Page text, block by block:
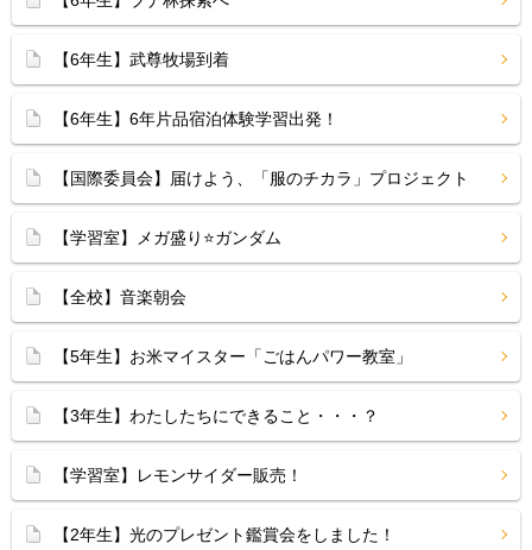
【6年生】武尊牧場到着
【6年生】6年片品宿泊体験学習出発！
【国際委員会】届けよう、「服のチカラ」プロジェクト
【学習室】メガ盛り⭐️ガンダム
【全校】音楽朝会
【5年生】お米マイスター「ごはんパワー教室」
【3年生】わたしたちにできること・・・？
【学習室】レモンサイダー販売！
【2年生】光のプレゼント鑑賞会をしました！